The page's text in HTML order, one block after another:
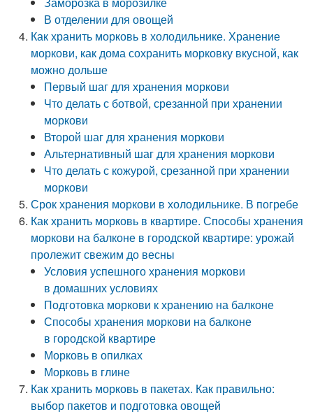
В отделении для овощей
Как хранить морковь в холодильнике. Хранение
моркови, как дома сохранить морковку вкусной, как
можно дольше
Первый шаг для хранения моркови
Что делать с ботвой, срезанной при хранении
моркови
Второй шаг для хранения моркови
Альтернативный шаг для хранения моркови
Что делать с кожурой, срезанной при хранении
моркови
Срок хранения моркови в холодильнике. В погребе
Как хранить морковь в квартире. Способы хранения
моркови на балконе в городской квартире: урожай
пролежит свежим до весны
Условия успешного хранения моркови
в домашних условиях
Подготовка моркови к хранению на балконе
Способы хранения моркови на балконе
в городской квартире
Морковь в опилках
Морковь в глине
Как хранить морковь в пакетах. Как правильно:
выбор пакетов и подготовка овощей